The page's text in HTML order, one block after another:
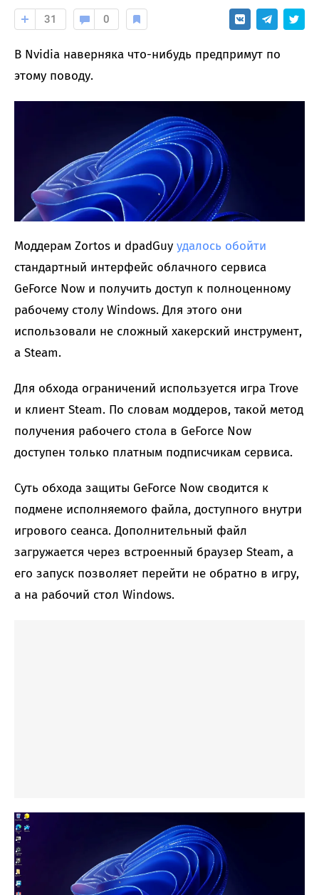
31 0
В Nvidia наверняка что-нибудь предпримут по
этому поводу.
Моддерам Zortos и dpadGuy удалось обойти
стандартный интерфейс облачного сервиса
GeForce Now и получить доступ к полноценному
рабочему столу Windows. Для этого они
использовали не сложный хакерский инструмент,
а Steam.
Для обхода ограничений используется игра Trove
и клиент Steam. По словам моддеров, такой метод
получения рабочего стола в GeForce Now
доступен только платным подписчикам сервиса.
Суть обхода защиты GeForce Now сводится к
подмене исполняемого файла, доступного внутри
игрового сеанса. Дополнительный файл
загружается через встроенный браузер Steam, а
его запуск позволяет перейти не обратно в игру,
а на рабочий стол Windows.